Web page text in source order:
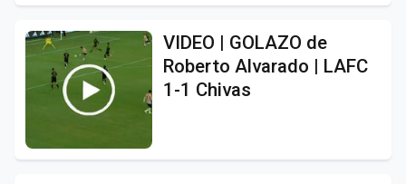
VIDEO | GOLAZO de
Roberto Alvarado | LAFC
1-1 Chivas